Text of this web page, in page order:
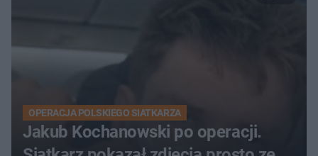
OPERACJA POLSKIEGO SIATKARZA
Jakub Kochanowski po operacji.